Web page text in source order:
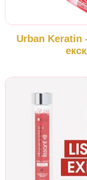
Urban Keratin